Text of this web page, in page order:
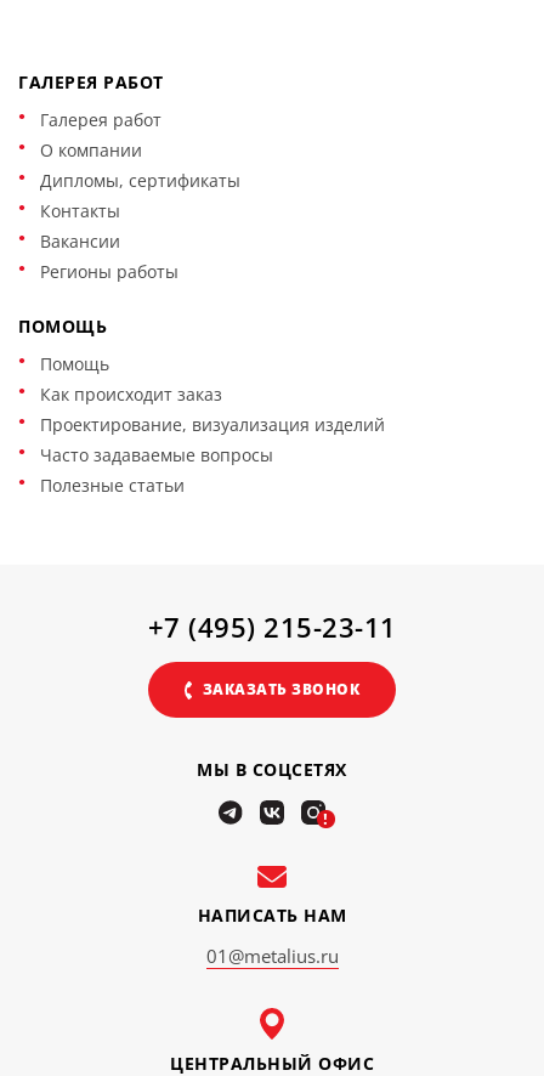
ГАЛЕРЕЯ РАБОТ
Галерея работ
О компании
Дипломы, сертификаты
Контакты
Вакансии
Регионы работы
ПОМОЩЬ
Помощь
Как происходит заказ
Проектирование, визуализация изделий
Часто задаваемые вопросы
Полезные статьи
ЦЕНТРАЛЬНЫЙ ОФИС
НАПИСАТЬ НАМ
01@metalius.ru
МЫ В СОЦСЕТЯХ
!
+7 (495) 215-23-11
ЗАКАЗАТЬ ЗВОНОК